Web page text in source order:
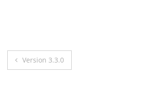
Beitragsnavigation
Version 3.3.0